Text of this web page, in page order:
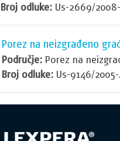
Broj odluke: Us-2669/
Porez na neizgrađeno
Područje: Porez na
Broj odluke: Us-9146/